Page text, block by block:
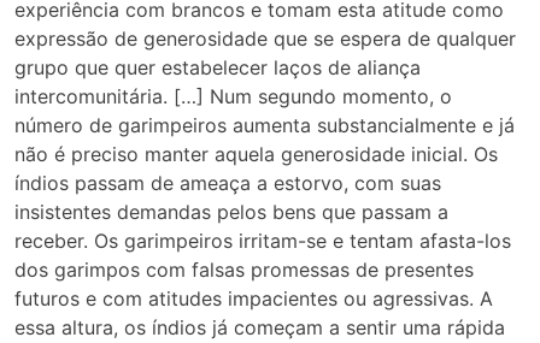
experiência com brancos e tomam esta atitude como
expressão de generosidade que se espera de qualquer
grupo que quer estabelecer laços de aliança
intercomunitária. […] Num segundo momento, o
número de garimpeiros aumenta substancialmente e já
não é preciso manter aquela generosidade inicial. Os
índios passam de ameaça a estorvo, com suas
insistentes demandas pelos bens que passam a
receber. Os garimpeiros irritam-se e tentam afasta-los
dos garimpos com falsas promessas de presentes
futuros e com atitudes impacientes ou agressivas. A
essa altura, os índios já começam a sentir uma rápida